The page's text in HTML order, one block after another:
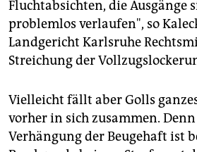
Fluchtabsichten, die Ausgänge
problemlos verlaufen", so
Landgericht Karlsruhe
Streichung der
Vielleicht fällt aber Golls
vorher in sich zusammen.
Verhängung der Beugehaft ist